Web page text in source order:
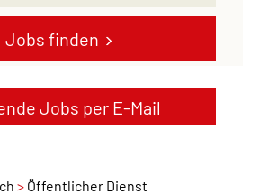
Jobs per E-Mail
Jobs finden
Öffentlicher Dienst